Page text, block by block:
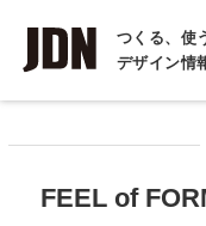
つくる、使
デザイン情
インタビュー
FEEL of